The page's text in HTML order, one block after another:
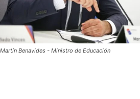
Martín Benavides - Ministro de Educación